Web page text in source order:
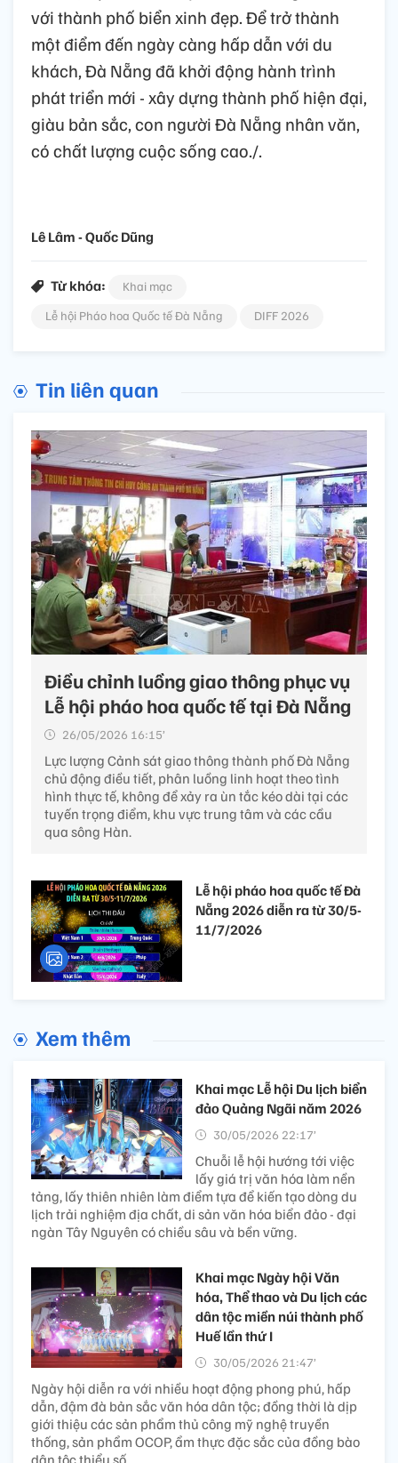
với thành phố biển xinh đẹp. Để trở thành
một điểm đến ngày càng hấp dẫn với du
khách, Đà Nẵng đã khởi động hành trình
phát triển mới - xây dựng thành phố hiện đại,
giàu bản sắc, con người Đà Nẵng nhân văn,
có chất lượng cuộc sống cao./.
Lê Lâm - Quốc Dũng
Từ khóa:
Khai mạc
Lễ hội Pháo hoa Quốc tế Đà Nẵng
DIFF 2026
Tin liên quan
Điều chỉnh luồng giao thông phục vụ
Lễ hội pháo hoa quốc tế tại Đà Nẵng
26/05/2026 16:15’
Lực lượng Cảnh sát giao thông thành phố Đà Nẵng
chủ động điều tiết, phân luồng linh hoạt theo tình
hình thực tế, không để xảy ra ùn tắc kéo dài tại các
tuyến trọng điểm, khu vực trung tâm và các cầu
qua sông Hàn.
Lễ hội pháo hoa quốc tế Đà
Nẵng 2026 diễn ra từ 30/5-
11/7/2026
Xem thêm
Khai mạc Lễ hội Du lịch biển
đảo Quảng Ngãi năm 2026
30/05/2026 22:17’
Chuỗi lễ hội hướng tới việc
lấy giá trị văn hóa làm nền
tảng, lấy thiên nhiên làm điểm tựa để kiến tạo dòng du
lịch trải nghiệm địa chất, di sản văn hóa biển đảo - đại
ngàn Tây Nguyên có chiều sâu và bền vững.
Khai mạc Ngày hội Văn
hóa, Thể thao và Du lịch các
dân tộc miền núi thành phố
Huế lần thứ I
30/05/2026 21:47’
Ngày hội diễn ra với nhiều hoạt động phong phú, hấp
dẫn, đậm đà bản sắc văn hóa dân tộc; đồng thời là dịp
giới thiệu các sản phẩm thủ công mỹ nghệ truyền
thống, sản phẩm OCOP, ẩm thực đặc sắc của đồng bào
dân tộc thiểu số...